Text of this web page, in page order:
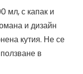
мл, с капак и
и дизайн
кутия. Не се
в